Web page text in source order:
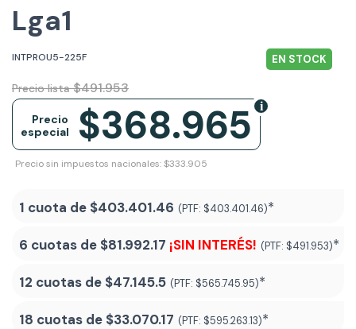
Lga1
INTPROU5-225F EN STOCK
Precio lista $491.953
$368.965
Precio
especial
Precio sin impuestos nacionales: $333.905
1 cuota de $403.401.46 (PTF: $403.401.46)*
6 cuotas de $81.992.17 ¡SIN INTERÉS! (PTF: $491.953)*
12 cuotas de $47.145.5 (PTF: $565.745.95)*
18 cuotas de $33.070.17 (PTF: $595.263.13)*